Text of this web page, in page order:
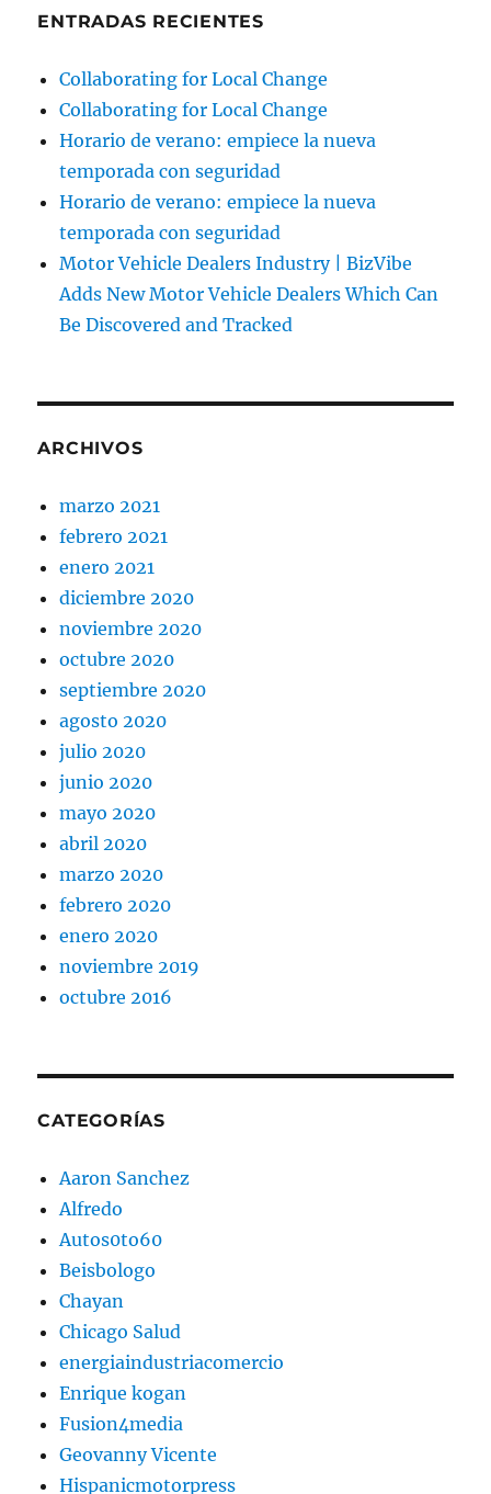
ENTRADAS RECIENTES
Collaborating for Local Change
Collaborating for Local Change
Horario de verano: empiece la nueva
temporada con seguridad
Horario de verano: empiece la nueva
temporada con seguridad
Motor Vehicle Dealers Industry | BizVibe
Adds New Motor Vehicle Dealers Which Can
Be Discovered and Tracked
ARCHIVOS
marzo 2021
febrero 2021
enero 2021
diciembre 2020
noviembre 2020
octubre 2020
septiembre 2020
agosto 2020
julio 2020
junio 2020
mayo 2020
abril 2020
marzo 2020
febrero 2020
enero 2020
noviembre 2019
octubre 2016
CATEGORÍAS
Aaron Sanchez
Alfredo
Autos0to60
Beisbologo
Chayan
Chicago Salud
energiaindustriacomercio
Enrique kogan
Fusion4media
Geovanny Vicente
Hispanicmotorpress